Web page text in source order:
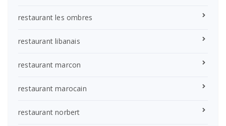
restaurant les ombres
restaurant libanais
restaurant marcon
restaurant marocain
restaurant norbert